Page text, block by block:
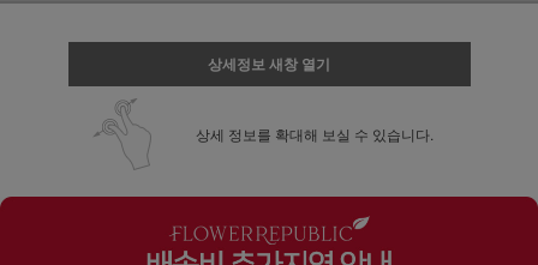
상세정보 새창 열기
상세 정보를 확대해 보실 수 있습니다.